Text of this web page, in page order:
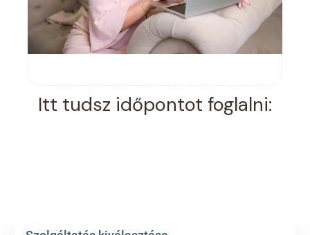
Itt tudsz időpontot foglalni: